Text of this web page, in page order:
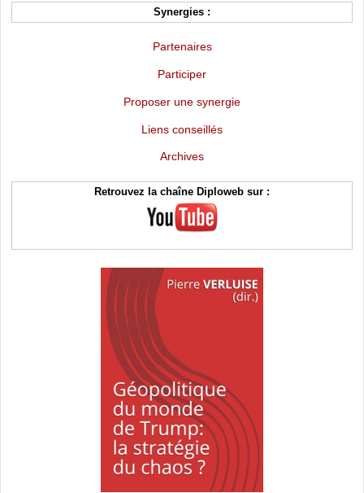
Synergies :
Partenaires
Participer
Proposer une synergie
Liens conseillés
Archives
Retrouvez la chaîne Diploweb sur :